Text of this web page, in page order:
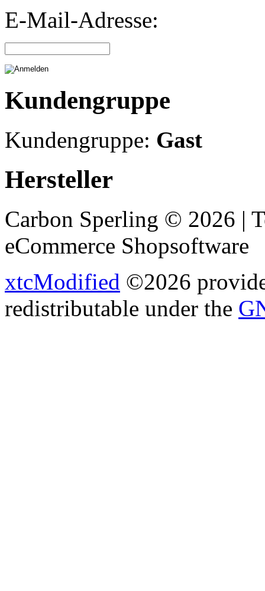
E-Mail-Adresse:
Kundengruppe
Kundengruppe: Gast
Hersteller
Carbon Sperling © 2026 |
eCommerce Shopsoftware
xtcModified ©2026
redistributable under the